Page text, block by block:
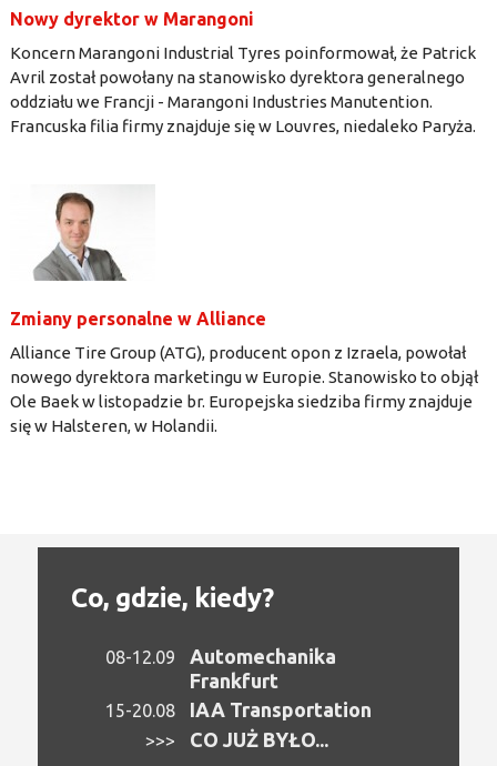
Nowy dyrektor w Marangoni
Koncern Marangoni Industrial Tyres poinformował, że Patrick
Avril został powołany na stanowisko dyrektora generalnego
oddziału we Francji - Marangoni Industries Manutention.
Francuska filia firmy znajduje się w Louvres, niedaleko Paryża.
Zmiany personalne w Alliance
Alliance Tire Group (ATG), producent opon z Izraela, powołał
nowego dyrektora marketingu w Europie. Stanowisko to objął
Ole Baek w listopadzie br. Europejska siedziba firmy znajduje
się w Halsteren, w Holandii.
Co, gdzie, kiedy?
08-12.09
Automechanika
Frankfurt
15-20.08 IAA Transportation
>>> CO JUŻ BYŁO...